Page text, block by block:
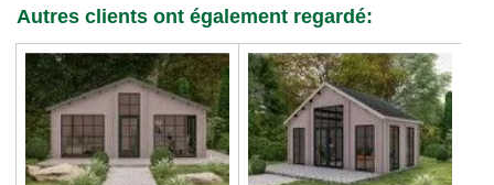
Autres clients ont également regardé: